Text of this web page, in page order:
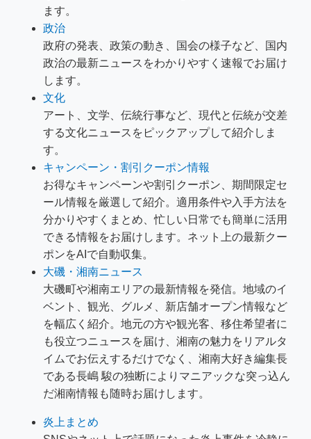
ます。
政治
政府の発表、政策の動き、国会の様子など、国内
政治の最新ニュースをわかりやすく速報でお届け
します。
文化
アート、文学、伝統行事など、現代と伝統が交差
する文化ニュースをピックアップして紹介しま
す。
キャンペーン・割引クーポン情報
お得なキャンペーンや割引クーポン、期間限定セ
ール情報を厳選して紹介。適用条件や入手方法を
分かりやすくまとめ、忙しい日常でも簡単に活用
できる情報をお届けします。ネット上の最新クー
ポンをAIで自動収集。
大磯・湘南ニュース
大磯町や湘南エリアの最新情報を発信。地域のイ
ベント、観光、グルメ、新店舗オープン情報など
を幅広く紹介。地元の方や観光客、移住希望者に
も役立つニュースを届け、湘南の魅力をリアルタ
イムでお伝えするだけでなく、湘南大好き編集長
である長嶋 駿の独断によりマニアックな突っ込ん
だ湘南情報も随時お届けします。
炎上まとめ